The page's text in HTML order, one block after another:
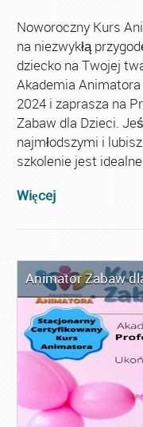
Noworoczny Kurs
na niezwykłą
dziecko na Twojej
Akademia
2024 i zaprasza na
Zabaw dla Dzieci.
najmłodszymi i
szkolenie jest
Więcej
Animator Zabaw